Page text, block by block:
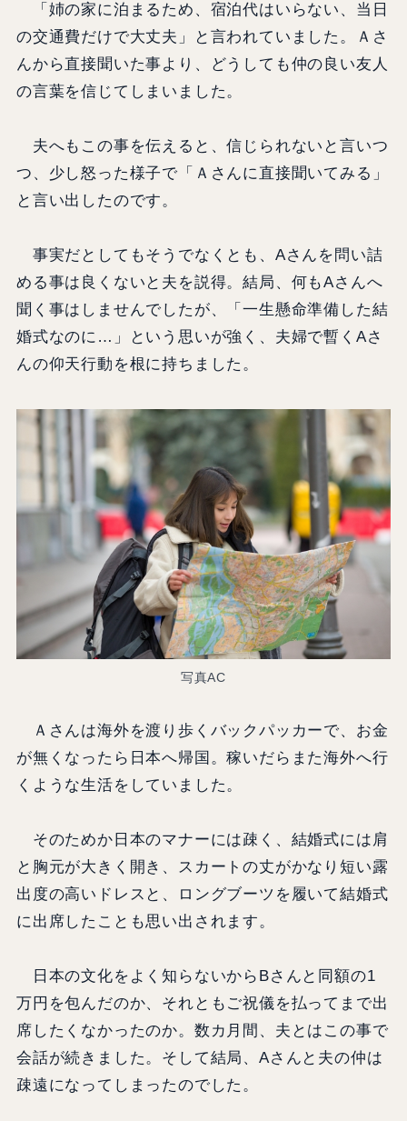
「姉の家に泊まるため、宿泊代はいらない、当日
の交通費だけで大丈夫」と言われていました。Ａさ
んから直接聞いた事より、どうしても仲の良い友人
の言葉を信じてしまいました。
夫へもこの事を伝えると、信じられないと言いつ
つ、少し怒った様子で「Ａさんに直接聞いてみる」
と言い出したのです。
事実だとしてもそうでなくとも、Aさんを問い詰
める事は良くないと夫を説得。結局、何もAさんへ
聞く事はしませんでしたが、「一生懸命準備した結
婚式なのに…」という思いが強く、夫婦で暫くAさ
んの仰天行動を根に持ちました。
写真AC
Ａさんは海外を渡り歩くバックパッカーで、お金
が無くなったら日本へ帰国。稼いだらまた海外へ行
くような生活をしていました。
そのためか日本のマナーには疎く、結婚式には肩
と胸元が大きく開き、スカートの丈がかなり短い露
出度の高いドレスと、ロングブーツを履いて結婚式
に出席したことも思い出されます。
日本の文化をよく知らないからBさんと同額の1
万円を包んだのか、それともご祝儀を払ってまで出
席したくなかったのか。数カ月間、夫とはこの事で
会話が続きました。そして結局、Aさんと夫の仲は
疎遠になってしまったのでした。